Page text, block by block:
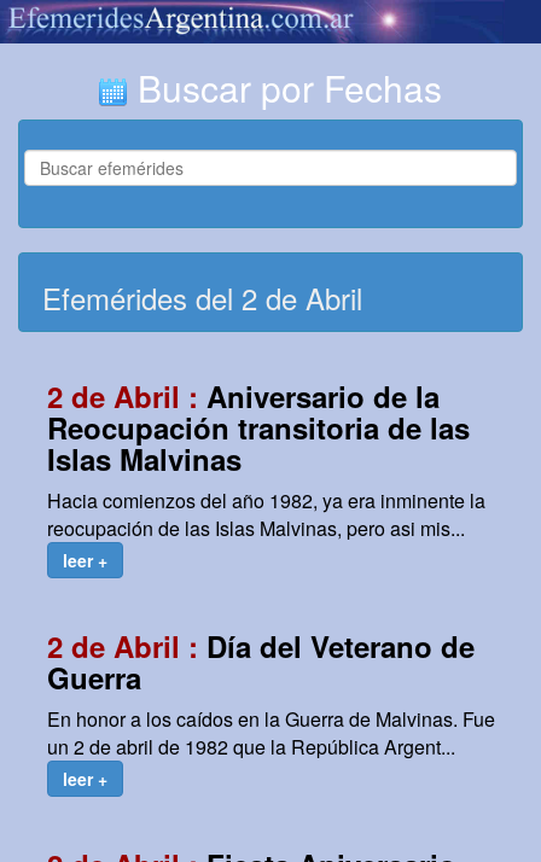
Buscar por Fechas
Efemérides del 2 de Abril
2 de Abril : Aniversario de la
Reocupación transitoria de las
Islas Malvinas
Hacia comienzos del año 1982, ya era inminente la
reocupación de las Islas Malvinas, pero asi mis...
leer +
2 de Abril : Día del Veterano de
Guerra
En honor a los caídos en la Guerra de Malvinas. Fue
un 2 de abril de 1982 que la República Argent...
leer +